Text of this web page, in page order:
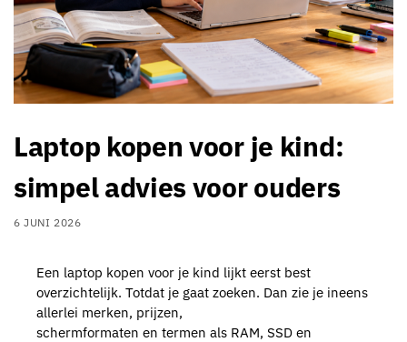
Laptop kopen voor je kind:
simpel advies voor ouders
6 JUNI 2026
Een laptop kopen voor je kind lijkt eerst best
overzichtelijk. Totdat je gaat zoeken. Dan zie je ineens
allerlei merken, prijzen,
schermformaten en termen als RAM, SSD en